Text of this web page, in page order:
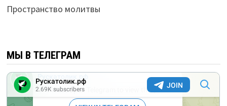
Пространство молитвы
МЫ В ТЕЛЕГРАМ